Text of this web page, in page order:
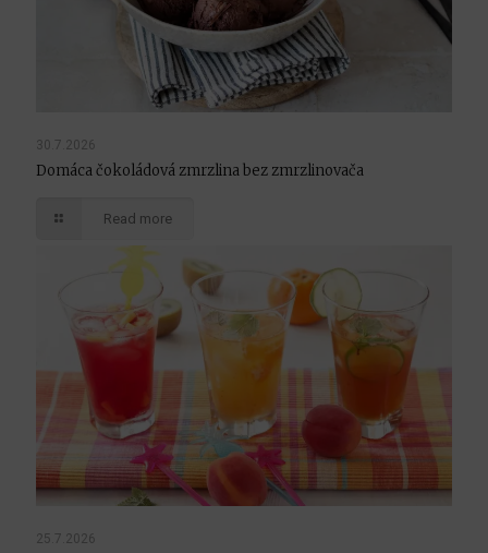
30.7.2026
Domáca čokoládová zmrzlina bez zmrzlinovača
Read more
25.7.2026